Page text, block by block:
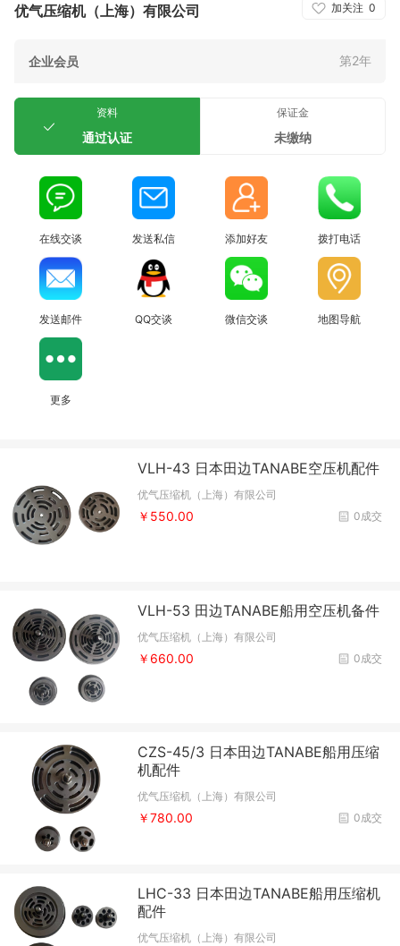
加关注 0
优气压缩机（上海）有限公司
企业会员 第2年
资料
通过认证
保证金
未缴纳
在线交谈 发送私信 添加好友 拨打电话
发送邮件 QQ交谈 微信交谈 地图导航
更多
VLH-43 日本田边TANABE空压机配件
优气压缩机（上海）有限公司
0成交
￥550.00
VLH-53 田边TANABE船用空压机备件
优气压缩机（上海）有限公司
0成交
￥660.00
CZS-45/3 日本田边TANABE船用压缩
机配件
优气压缩机（上海）有限公司
0成交
￥780.00
LHC-33 日本田边TANABE船用压缩机
配件
优气压缩机（上海）有限公司